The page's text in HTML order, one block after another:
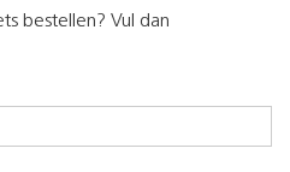
bestellen? Vul dan